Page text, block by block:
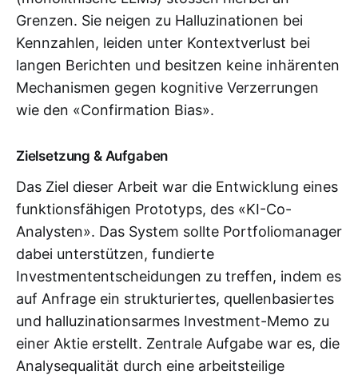
Grenzen. Sie neigen zu Halluzinationen bei
Kennzahlen, leiden unter Kontextverlust bei
langen Berichten und besitzen keine inhärenten
Mechanismen gegen kognitive Verzerrungen
wie den «Confirmation Bias».
Zielsetzung & Aufgaben
Das Ziel dieser Arbeit war die Entwicklung eines
funktionsfähigen Prototyps, des «KI-Co-
Analysten». Das System sollte Portfoliomanager
dabei unterstützen, fundierte
Investmententscheidungen zu treffen, indem es
auf Anfrage ein strukturiertes, quellenbasiertes
und halluzinationsarmes Investment-Memo zu
einer Aktie erstellt. Zentrale Aufgabe war es, die
Analysequalität durch eine arbeitsteilige